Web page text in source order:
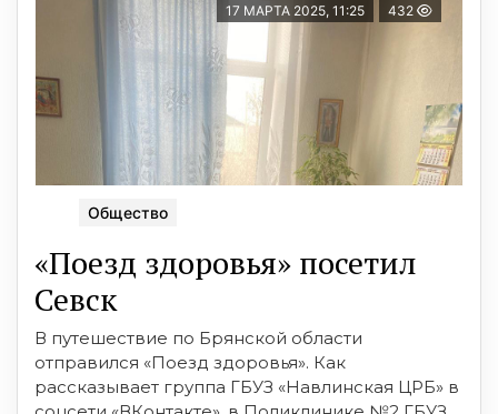
17 МАРТА 2025, 11:25 432
Общество
«Поезд здоровья» посетил
Севск
В путешествие по Брянской области
отправился «Поезд здоровья». Как
рассказывает группа ГБУЗ «Навлинская ЦРБ» в